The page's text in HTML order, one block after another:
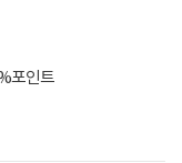
포인트